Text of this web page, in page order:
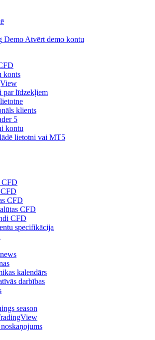
Demo Atvērt demo kontu
konts
par līdzekļiem
klients
5
kontu
lietotni vai MT5
CFD
CFD
CFD
CFD
specifikācija
kalendārs
darbības
season